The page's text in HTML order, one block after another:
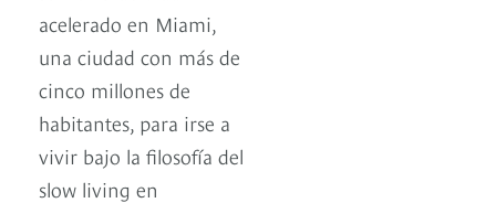
acelerado en Miami,
una ciudad con más de
cinco millones de
habitantes, para irse a
vivir bajo la filosofía del
slow living en